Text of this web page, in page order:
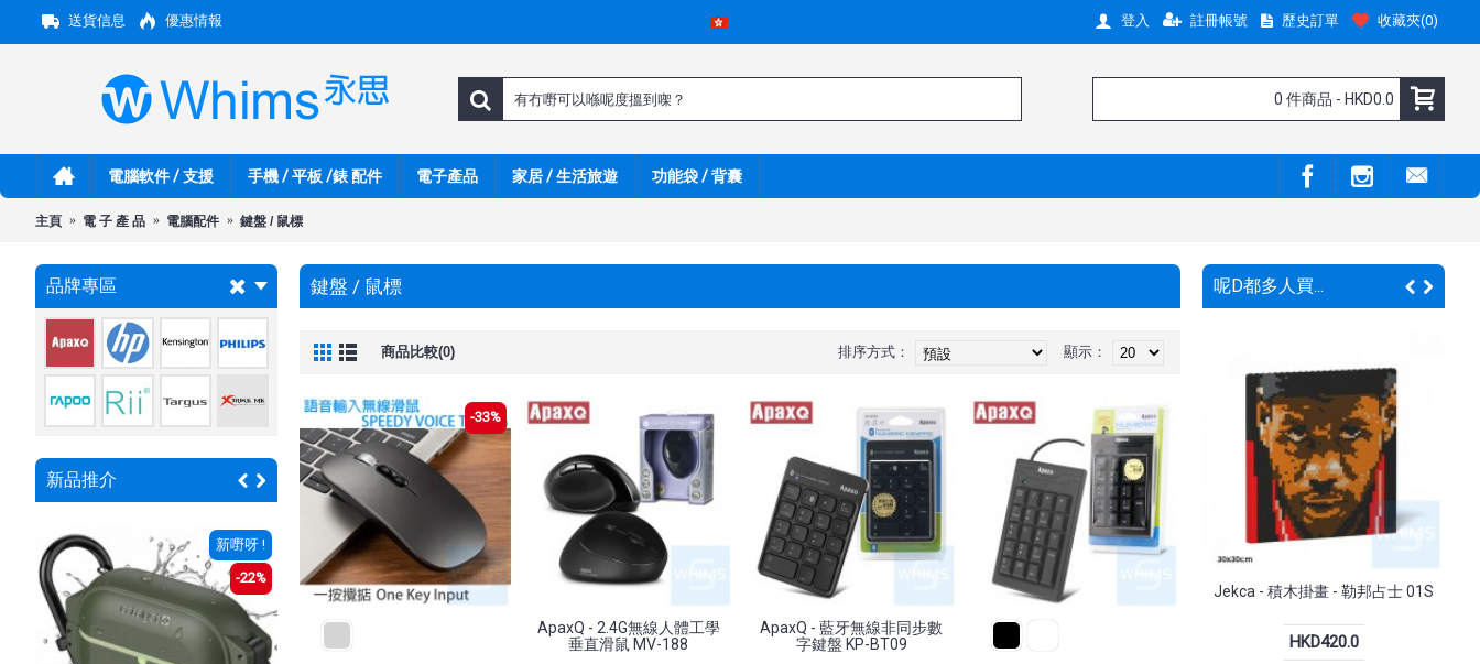
送貨信息 優惠情報 登入 註冊帳號 歷史訂單 收藏夾(0)
0 件商品 - HKD0.0
電腦軟件 / 支援 手機 / 平板 /錶 配件 電子產品 家居 / 生活旅遊 功能袋 / 背囊
主頁 電 子 產 品 電腦配件 鍵盤 / 鼠標
品牌專區
新品推介
新嘢呀 !
-22%
新嘢呀 !
-1%
新嘢呀 ! 新嘢呀 !
新嘢呀 !
呢D都多人買...
Jekca - 金毛尋回犬 04H-M01
（深紅褐色）
HKD4,800.0
Jekca - 積木掛畫 - 勒邦占士 01S
HKD420.0
鍵盤 / 鼠標
商品比較(0) 顯示：
排序方式：
-33%
ApaxQ - 2.4G無線人體工學
垂直滑鼠 MV-188
ApaxQ - 藍牙無線非同步數
字鍵盤 KP-BT09